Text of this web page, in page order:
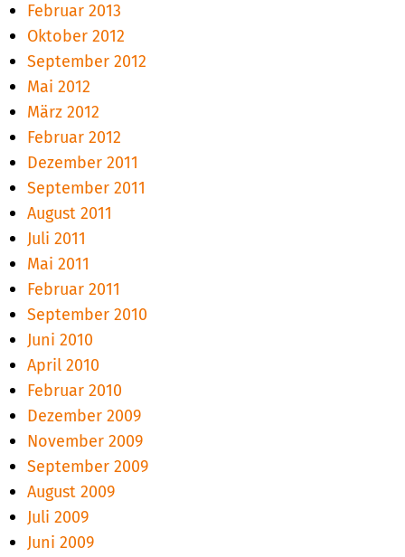
Februar 2013
Oktober 2012
September 2012
Mai 2012
März 2012
Februar 2012
Dezember 2011
September 2011
August 2011
Juli 2011
Mai 2011
Februar 2011
September 2010
Juni 2010
April 2010
Februar 2010
Dezember 2009
November 2009
September 2009
August 2009
Juli 2009
Juni 2009